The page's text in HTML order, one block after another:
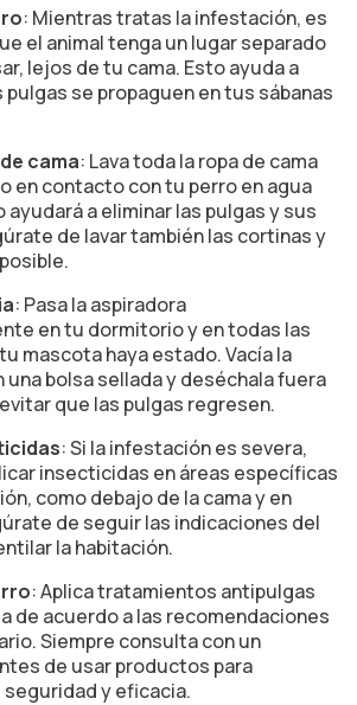
: Mientras tratas la infestación, es
el animal tenga un lugar separado
lejos de tu cama. Esto ayuda a
pulgas se propaguen en tus sábanas
cama: Lava toda la ropa de cama
en contacto con tu perro en agua
ayudará a eliminar las pulgas y sus
de lavar también las cortinas y
: Pasa la aspiradora
en tu dormitorio y en todas las
mascota haya estado. Vacía la
una bolsa sellada y deséchala fuera
que las pulgas regresen.
: Si la infestación es severa,
insecticidas en áreas específicas
como debajo de la cama y en
de seguir las indicaciones del
la habitación.
: Aplica tratamientos antipulgas
de acuerdo a las recomendaciones
Siempre consulta con un
de usar productos para
y eficacia.